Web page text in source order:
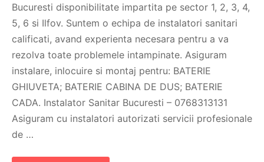
Bucuresti disponibilitate impartita pe sector 1, 2, 3, 4,
5, 6 si Ilfov. Suntem o echipa de instalatori sanitari
calificati, avand experienta necesara pentru a va
rezolva toate problemele intampinate. Asiguram
instalare, inlocuire si montaj pentru: BATERIE
GHIUVETA; BATERIE CABINA DE DUS; BATERIE
CADA. Instalator Sanitar Bucuresti – 0768313131
Asiguram cu instalatori autorizati servicii profesionale
de …